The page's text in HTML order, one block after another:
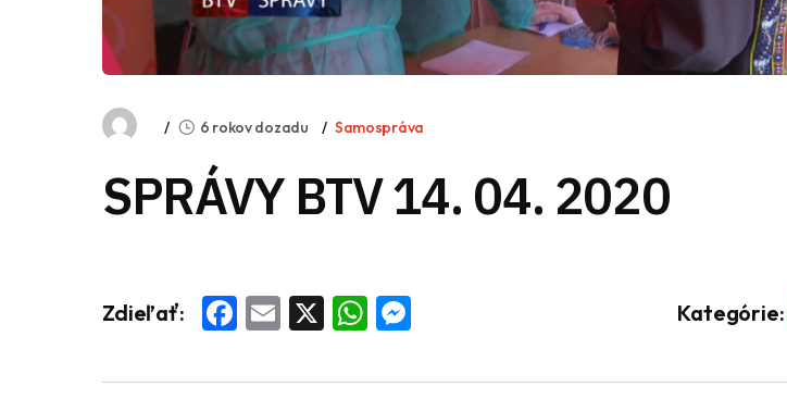
6 rokov dozadu Samospráva
SPRÁVY BTV 14. 04. 2020
Zdieľať: Facebook
Email
X WhatsApp
Messenger Kategórie: